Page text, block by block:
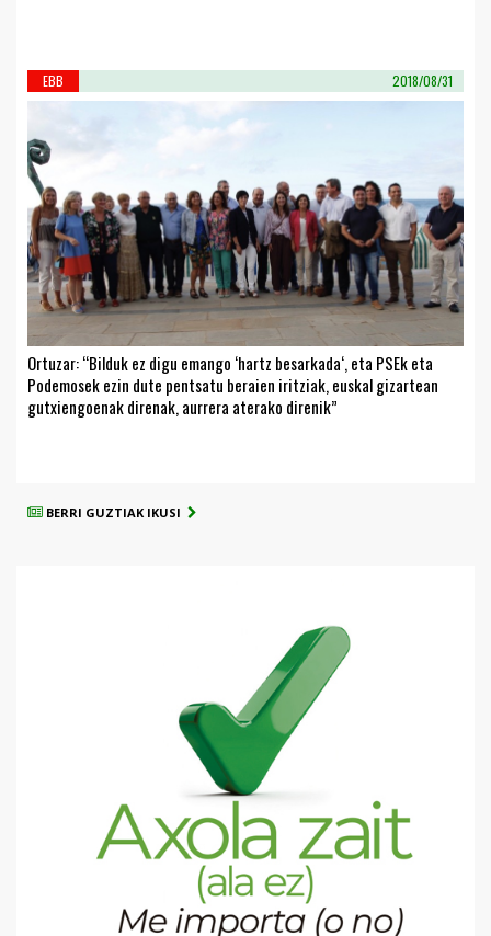
EBB 2018/08/31
Ortuzar: “Bilduk ez digu emango ‘hartz besarkada‘, eta PSEk eta
Podemosek ezin dute pentsatu beraien iritziak, euskal gizartean
gutxiengoenak direnak, aurrera aterako direnik”
BERRI GUZTIAK IKUSI